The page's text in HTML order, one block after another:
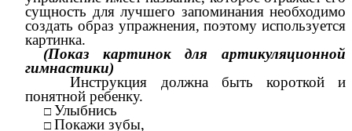
сущность для лучшего запоминания необходимо
создать образ упражнения, поэтому используется
картинка.
(Показ картинок для артикуляционной
гимнастики)
Инструкция должна быть короткой и
понятной ребенку.
Улыбнись
Покажи зубы,